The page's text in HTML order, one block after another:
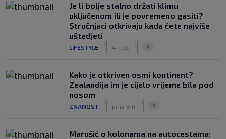
Je li bolje stalno držati klimu
uključenom ili je povremeno gasiti?
Stručnjaci otkrivaju kada ćete najviše
uštedjeti
LIFESTYLE 4. kol. 0
Kako je otkriven osmi kontinent?
Zealandija im je cijelo vrijeme bila pod
nosom
ZNANOST prije 8 h 0
Marušić o kolonama na autocestama: